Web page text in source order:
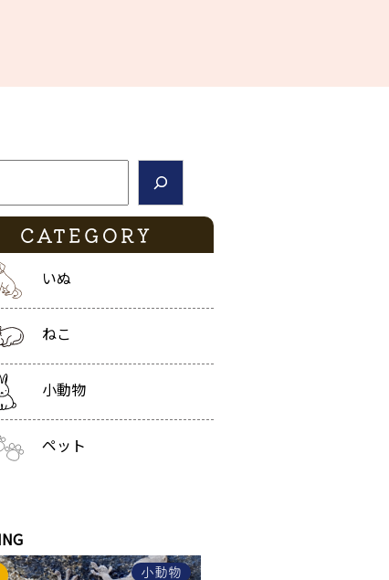
CATEGORY
いぬ
ねこ
小動物
ペット
小動物